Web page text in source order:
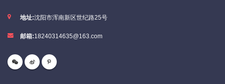
地址:沈阳市浑南新区世纪路25号
邮箱:18240314635@163.com